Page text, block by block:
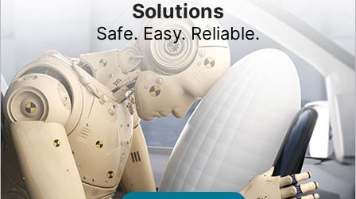
Solutions
Safe. Easy. Reliable.